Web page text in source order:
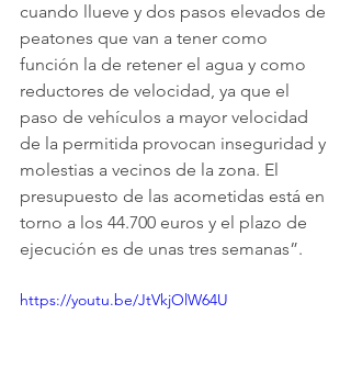
cuando llueve y dos pasos elevados de
peatones que van a tener como
función la de retener el agua y como
reductores de velocidad, ya que el
paso de vehículos a mayor velocidad
de la permitida provocan inseguridad y
molestias a vecinos de la zona. El
presupuesto de las acometidas está en
torno a los 44.700 euros y el plazo de
ejecución es de unas tres semanas”.
https://youtu.be/JtVkjOlW64U